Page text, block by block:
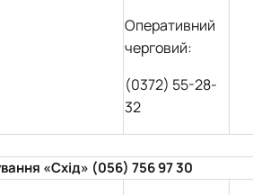
Оперативний
черговий:
(0372) 55-28-
32
«Схід» (056) 756 97 30